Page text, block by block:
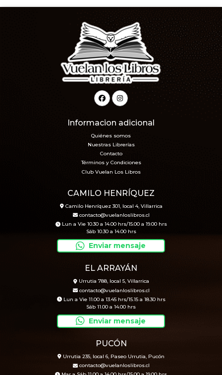
Informacion adicional
Quiénes somos
Nuestras Librerías
Contacto
Términos y Condiciones
Club Vuelan Los Libros
CAMILO HENRÍQUEZ
Camilo Henríquez 301, local 4, Villarrica
contacto@vuelanloslibros.cl
Lun a Vie 10.30 a 14.00 hrs/15.00 a 19.00 hrs
Sáb 10.30 a 14.00 hrs
Enviar mensaje
EL ARRAYÁN
Urrutia 788, local 5, Villarrica
contacto@vuelanloslibros.cl
Lun a Vie 11.00 a 13.45 hrs/15.15 a 18.30 hrs
Sáb 11.00 a 14.00 hrs
Enviar mensaje
PUCÓN
Urrutia 235, local 6, Paseo Urrutia, Pucón
contacto@vuelanloslibros.cl